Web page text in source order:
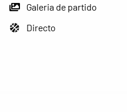
Galeria de partido
Directo